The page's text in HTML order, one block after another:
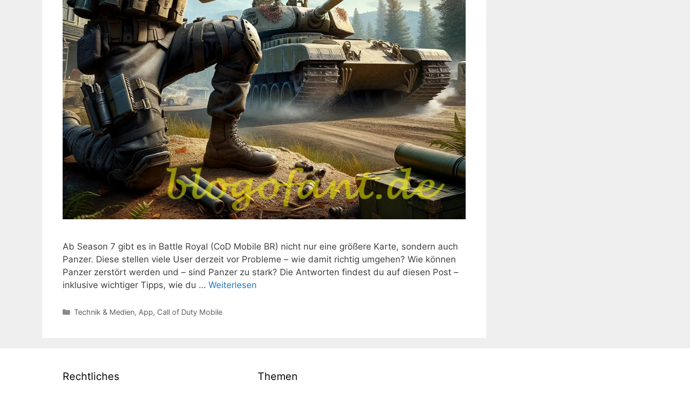
Ab Season 7 gibt es in Battle Royal (CoD Mobile BR) nicht nur eine größere Karte, sondern auch
Panzer. Diese stellen viele User derzeit vor Probleme – wie damit richtig umgehen? Wie können
Panzer zerstört werden und – sind Panzer zu stark? Die Antworten findest du auf diesen Post –
inklusive wichtiger Tipps, wie du … Weiterlesen
Kategorien
Technik & Medien, App, Call of Duty Mobile
Rechtliches Themen